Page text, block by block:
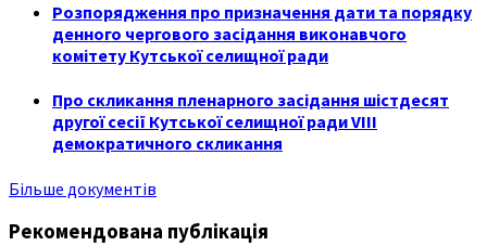
Розпорядження про призначення дати та порядку
денного чергового засідання виконавчого
комітету Кутської селищної ради
Про скликання пленарного засідання шістдесят
другої сесії Кутської селищної ради VIII
демократичного скликання
Більше документів
Рекомендована публікація